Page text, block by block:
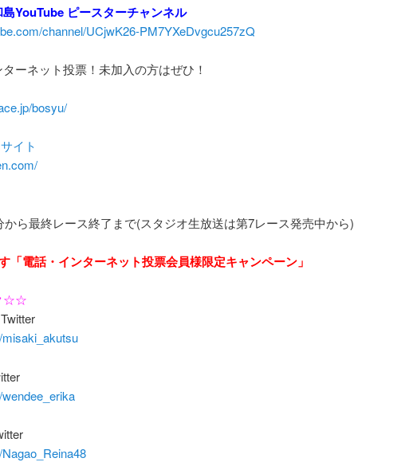
YouTube ピースターチャンネル
channel/UCjwK26-PM7YXeDvgcu257zQ
ーネット投票！未加入の方はぜひ！
bosyu/
イト
から最終レース終了まで(スタジオ生放送は第7レース発売中から)
「電話・インターネット投票会員様限定キャンペーン」
☆☆